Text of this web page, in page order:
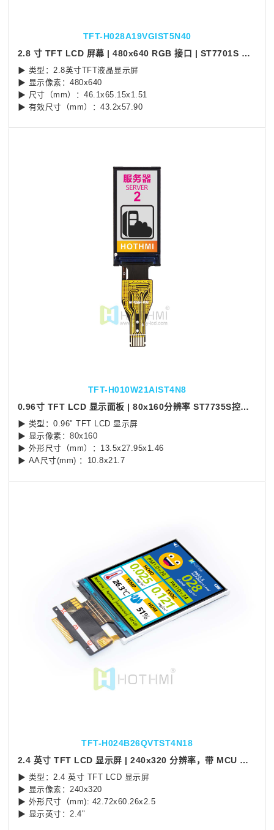
TFT-H028A19VGIST5N40
2.8 寸 TFT LCD 屏幕 | 480x640 RGB 接口 | ST7701S 控制器
▶ 类型：2.8英寸TFT液晶显示屏
▶ 显示像素：480x640
▶ 尺寸（mm）：46.1x65.15x1.51
▶ 有效尺寸（mm）：43.2x57.90
TFT-H010W21AIST4N8
0.96寸 TFT LCD 显示面板 | 80x160分辨率 ST7735S控制芯片
▶ 类型：0.96" TFT LCD 显示屏
▶ 显示像素：80x160
▶ 外形尺寸（mm）：13.5x27.95x1.46
▶ AA尺寸(mm) ：10.8x21.7
TFT-H024B26QVTST4N18
2.4 英寸 TFT LCD 显示屏 | 240x320 分辨率，带 MCU 接口
▶ 类型：2.4 英寸 TFT LCD 显示屏
▶ 显示像素：240x320
▶ 外形尺寸（mm): 42.72x60.26x2.5
▶ 显示英寸：2.4"